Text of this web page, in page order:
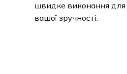
швидке виконання для
вашої зручності.